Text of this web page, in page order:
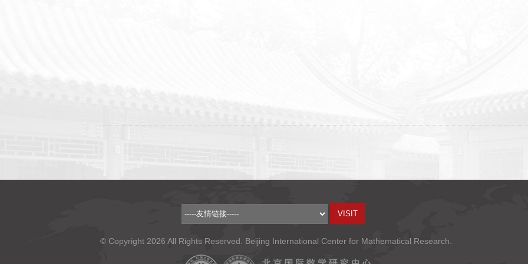
© Copyright 2026 All Rights Reserved. Beijing International Center for Mathematical Research.